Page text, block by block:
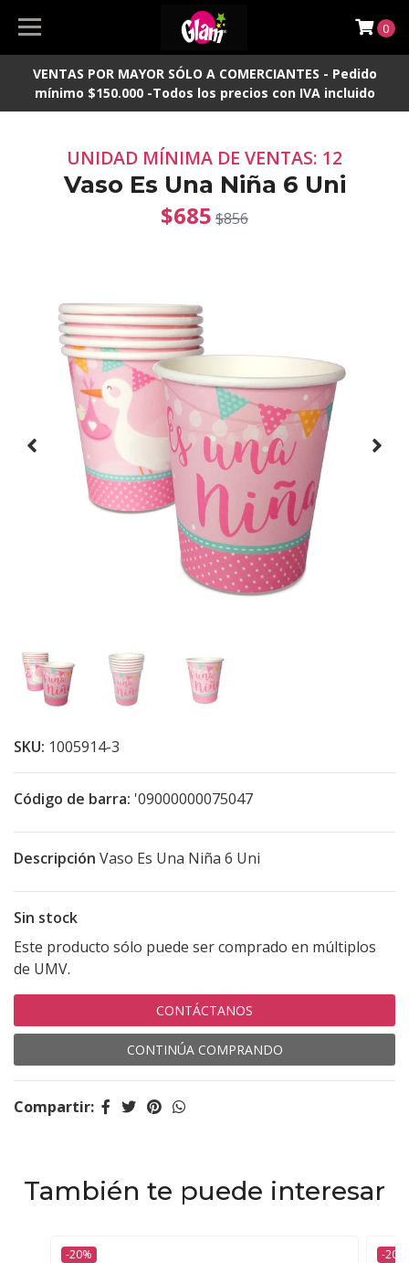
VENTAS POR MAYOR SÓLO A COMERCIANTES - Pedido
mínimo $150.000 -Todos los precios con IVA incluido
0
UNIDAD MÍNIMA DE VENTAS: 12
Vaso Es Una Niña 6 Uni
$685 $856
SKU: 1005914-3
Código de barra: '09000000075047
Descripción Vaso Es Una Niña 6 Uni
Sin stock
Este producto sólo puede ser comprado en múltiplos
de UMV.
CONTÁCTANOS
CONTINÚA COMPRANDO
Compartir:
También te puede interesar
-20% -20%